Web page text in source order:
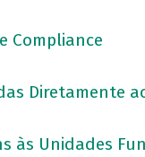
Compliance
Diretamente
às Unidades